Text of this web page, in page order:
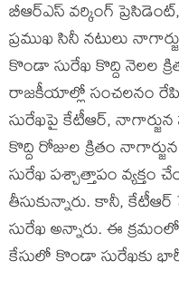
బీఆర్ఎస్ వర్కింగ్
ప్రముఖ సినీ నటులు
కొండా సురేఖ కొద్ది నెలల
రాజకీయాల్లో సంచలనం
సురేఖపై కేటీఆర్,
కొద్ది రోజుల క్రితం
సురేఖ పశ్చాత్తాపం
తీసుకున్నారు. కానీ,
సురేఖ అన్నారు. ఈ
కేసులో కొండా సురేఖకు